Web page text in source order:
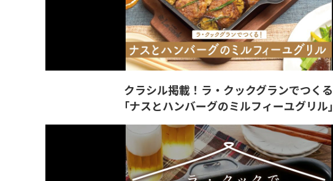
クラシル掲載！ラ・クックグランでつくる
「ナスとハンバーグのミルフィーユグリル」